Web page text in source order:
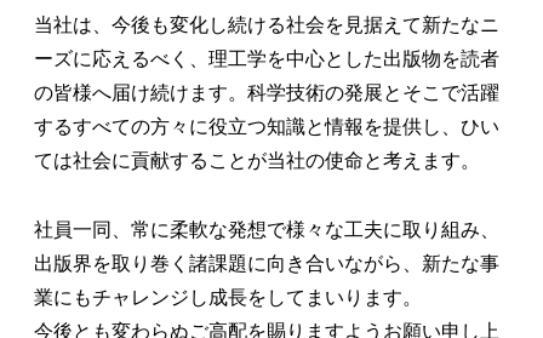
当社は、今後も変化し続ける社会を見据えて新たなニ
ーズに応えるべく、理工学を中心とした出版物を読者
の皆様へ届け続けます。科学技術の発展とそこで活躍
するすべての方々に役立つ知識と情報を提供し、ひい
ては社会に貢献することが当社の使命と考えます。
社員一同、常に柔軟な発想で様々な工夫に取り組み、
出版界を取り巻く諸課題に向き合いながら、新たな事
業にもチャレンジし成長をしてまいります。
今後とも変わらぬご高配を賜りますようお願い申し上